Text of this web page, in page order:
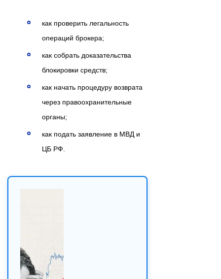
как проверить легальность
операций брокера;
как собрать доказательства
блокировки средств;
как начать процедуру возврата
через правоохранительные
органы;
как подать заявление в МВД и
ЦБ РФ.